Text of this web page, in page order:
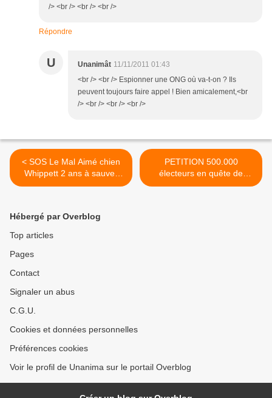
/> <br /> <br /> <br />
Répondre
U Unanimât 11/11/2011 01:43
<br /> <br /> Espionner une ONG où va-t-on ? Ils
peuvent toujours faire appel ! Bien amicalement,<br
/> <br /> <br /> <br />
< SOS Le Mal Aimé chien
Whippett 2 ans à sauver
dans le 11 Aude !
PETITION 500.000
électeurs en quête de
président 2012 POUR UNE
Hébergé par Overblog
Top articles
Pages
Contact
Signaler un abus
C.G.U.
Cookies et données personnelles
Préférences cookies
Voir le profil de Unanima sur le portail Overblog